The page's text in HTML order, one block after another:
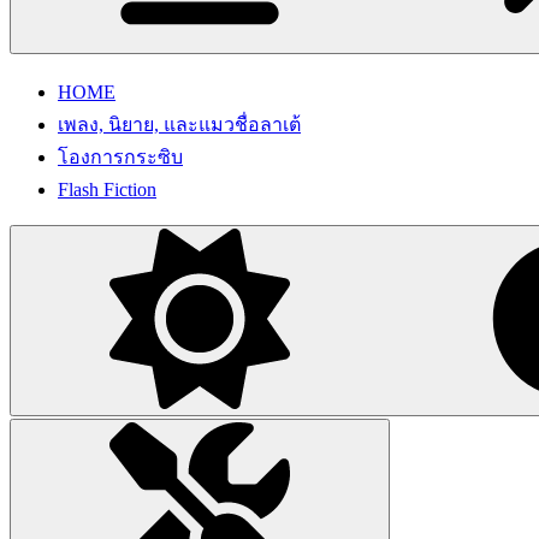
HOME
เพลง, นิยาย, และแมวชื่อลาเต้
โองการกระซิบ
Flash Fiction